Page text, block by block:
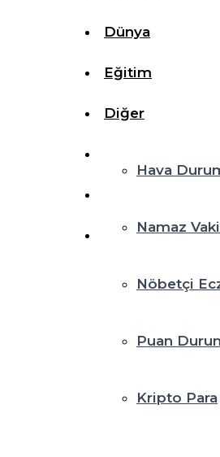
Dünya
Eğitim
Diğer
Hava
Namaz
Nöbetçi
Puan
Kripto Para